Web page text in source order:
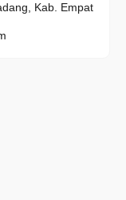
Kab. Empat